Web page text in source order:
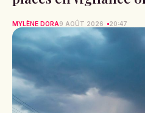
MYLÈNE DORA9 AOÛT 2026 20:47